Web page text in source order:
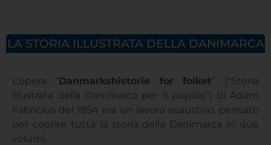
LA STORIA ILLUSTRATA DELLA DANIMARCA
L’opera “Danmarkshistorie for folket” (“Storia
illustrata della Danimarca per il popolo”) di Adam
Fabricius del 1854 era un lavoro esaustivo, pensato
per coprire tutta la storia della Danimarca in due
volumi.